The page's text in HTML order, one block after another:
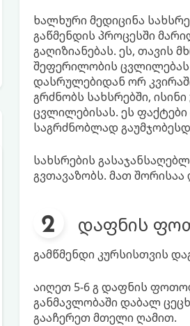
ხალხური მედიცინა
გაწმენდის პროცესში
გაღიზიანებას. ეს, თავის
შეფერილობის
დასრულებიდან ორ კვირაში
გრძნობს სახსრებში,
ცვლილებისას. ეს ფაქტები
საგრძნობლად
სახსრების
გვთავაზობს. მათ
დაფნის
გამწმენდი კურსისთვის
აიღეთ 5-6 გ დაფნის
განმავლობაში დაბალ
გააჩერეთ მთელი ღამით.